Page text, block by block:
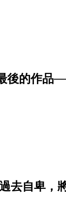
後的作品
去自卑，